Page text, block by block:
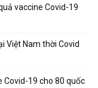
vaccine Covid-19
Việt Nam thời Covid
Covid-19 cho 80 quốc